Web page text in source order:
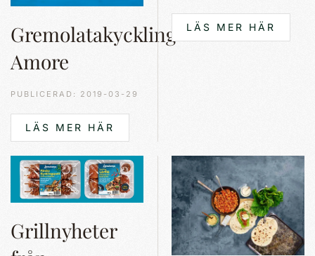
Gremolatakyckling
Amore
PUBLICERAD: 2019-03-29
LÄS MER HÄR
LÄS MER HÄR
Grillnyheter